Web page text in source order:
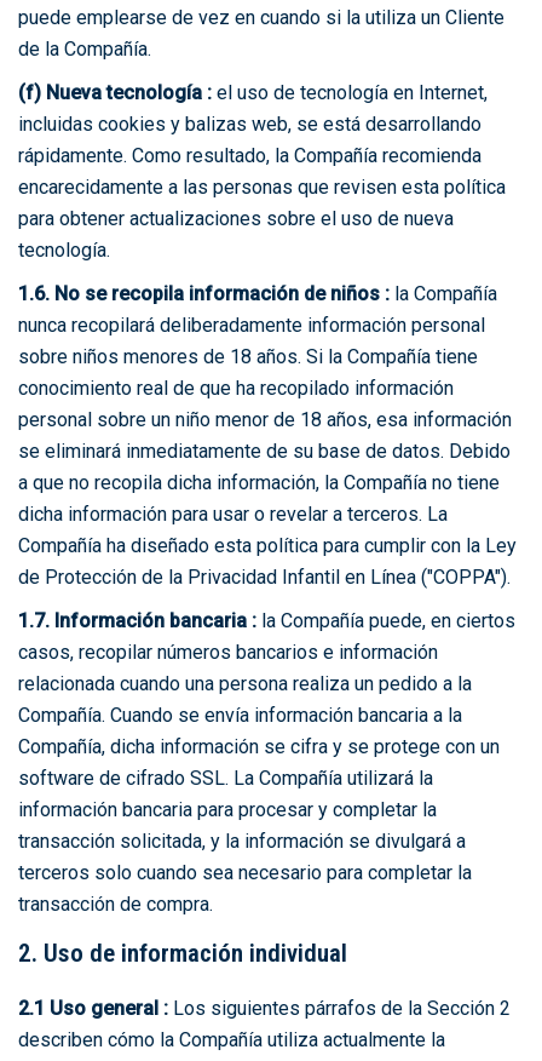
puede emplearse de vez en cuando si la utiliza un Cliente
de la Compañía.
(f) Nueva tecnología : el uso de tecnología en Internet,
incluidas cookies y balizas web, se está desarrollando
rápidamente. Como resultado, la Compañía recomienda
encarecidamente a las personas que revisen esta política
para obtener actualizaciones sobre el uso de nueva
tecnología.
1.6. No se recopila información de niños : la Compañía
nunca recopilará deliberadamente información personal
sobre niños menores de 18 años. Si la Compañía tiene
conocimiento real de que ha recopilado información
personal sobre un niño menor de 18 años, esa información
se eliminará inmediatamente de su base de datos. Debido
a que no recopila dicha información, la Compañía no tiene
dicha información para usar o revelar a terceros. La
Compañía ha diseñado esta política para cumplir con la Ley
de Protección de la Privacidad Infantil en Línea ("COPPA").
1.7. Información bancaria : la Compañía puede, en ciertos
casos, recopilar números bancarios e información
relacionada cuando una persona realiza un pedido a la
Compañía. Cuando se envía información bancaria a la
Compañía, dicha información se cifra y se protege con un
software de cifrado SSL. La Compañía utilizará la
información bancaria para procesar y completar la
transacción solicitada, y la información se divulgará a
terceros solo cuando sea necesario para completar la
transacción de compra.
2. Uso de información individual
2.1 Uso general : Los siguientes párrafos de la Sección 2
describen cómo la Compañía utiliza actualmente la